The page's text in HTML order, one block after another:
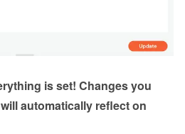
is set! Changes you
automatically reflect on